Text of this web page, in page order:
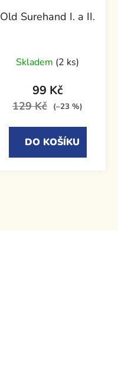
Old Surehand I. a II.
Skladem (2 ks)
99 Kč
129 Kč (–23 %)
DO KOŠÍKU